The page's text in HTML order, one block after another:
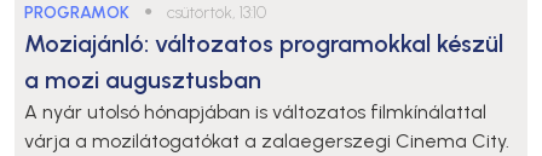
PROGRAMOK ● csütörtök, 13:10
Moziajánló: változatos programokkal készül
a mozi augusztusban
A nyár utolsó hónapjában is változatos filmkínálattal
várja a mozilátogatókat a zalaegerszegi Cinema City.